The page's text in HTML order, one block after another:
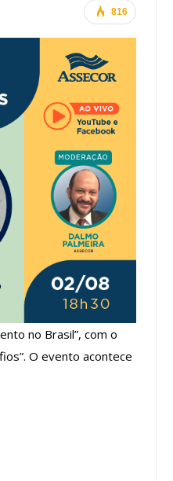
816
no Brasil”, com o
O evento acontece
Da ASSECOR
De Debate Sobre A
Das Carreiras Do…
5 ago, 2026
IMPRENSA